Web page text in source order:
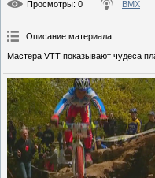
Просмотры: 0 BMX
Описание материала:
Мастера VTT показывают чудеса